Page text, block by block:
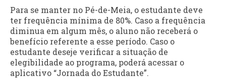
Para se manter no Pé-de-Meia, o estudante deve
ter frequência mínima de 80%. Caso a frequência
diminua em algum mês, o aluno não receberá o
benefício referente a esse período. Caso o
estudante deseje verificar a situação de
elegibilidade ao programa, poderá acessar o
aplicativo “Jornada do Estudante”.